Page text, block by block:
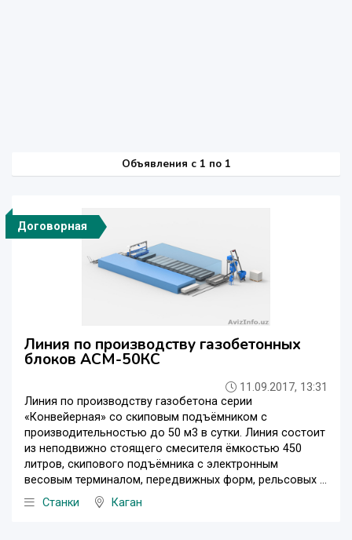
Объявления c 1 по 1
Договорная
Линия по производству газобетонных
блоков АСМ-50КС
11.09.2017, 13:31
Линия по производству газобетона серии
«Конвейерная» со скиповым подъёмником с
производительностью до 50 м3 в сутки. Линия состоит
из неподвижно стоящего смесителя ёмкостью 450
литров, скипового подъёмника с электронным
весовым терминалом, передвижных форм, рельсовых ...
Станки
Каган